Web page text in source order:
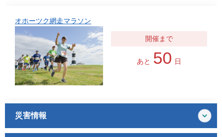
オホーツク網走マラソン
あと 50 日
災害情報